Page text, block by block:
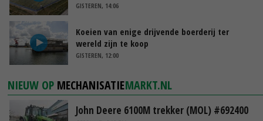
GISTEREN, 14:06
Koeien van enige drijvende boerderij ter
wereld zijn te koop
GISTEREN, 12:00
NIEUW OP MECHANISATIEMARKT.NL
John Deere 6100M trekker (MOL) #692400